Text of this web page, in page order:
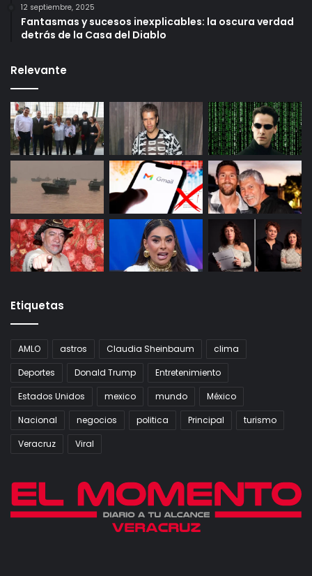
12 septiembre, 2025
Fantasmas y sucesos inexplicables: la oscura verdad
detrás de la Casa del Diablo
Relevante
Etiquetas
AMLO astros Claudia Sheinbaum
clima
Deportes
Donald Trump
Entretenimiento
Estados Unidos
mexico mundo
México
Nacional
negocios politica Principal
turismo
Veracruz
Viral